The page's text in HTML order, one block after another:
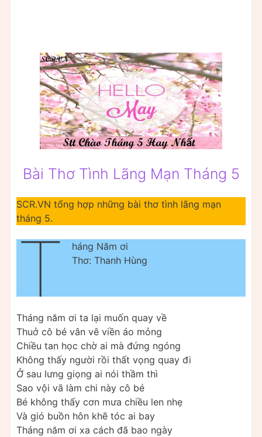
Bài Thơ Tình Lãng Mạn Tháng 5
SCR.VN tổng hợp những bài thơ tình lãng mạn
tháng 5.
T
háng Năm ơi
Thơ: Thanh Hùng
Tháng năm ơi ta lại muốn quay về
Thuở cô bé vân vê viền áo mỏng
Chiều tan học chờ ai mà đứng ngóng
Không thấy người rồi thất vọng quay đi
Ở sau lưng giọng ai nói thầm thì
Sao vội vã làm chi này cô bé
Bé không thấy cơn mưa chiều len nhẹ
Và gió buồn hôn khẽ tóc ai bay
Tháng năm ơi xa cách đã bao ngày